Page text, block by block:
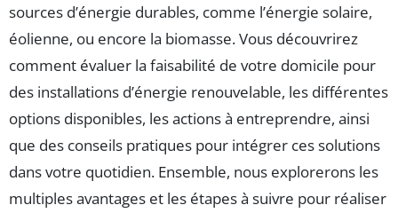
sources d’énergie durables, comme l’énergie solaire,
éolienne, ou encore la biomasse. Vous découvrirez
comment évaluer la faisabilité de votre domicile pour
des installations d’énergie renouvelable, les différentes
options disponibles, les actions à entreprendre, ainsi
que des conseils pratiques pour intégrer ces solutions
dans votre quotidien. Ensemble, nous explorerons les
multiples avantages et les étapes à suivre pour réaliser